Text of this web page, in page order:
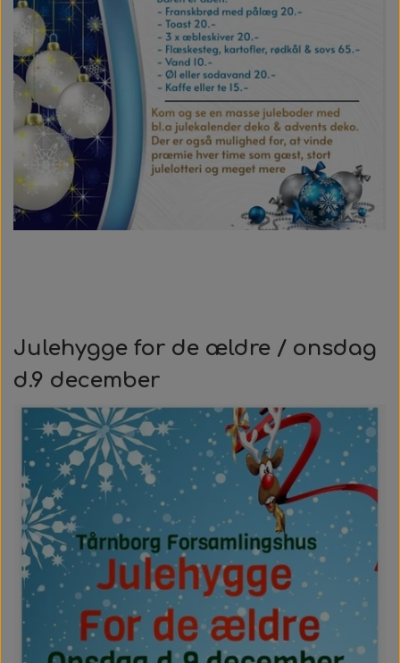
Julehygge for de ældre / onsdag
d.9 december